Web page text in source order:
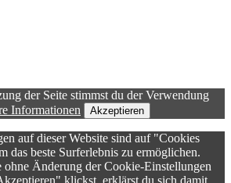
der Seite stimmst du der Verwendung
Informationen Akzeptieren
auf dieser Website sind auf "Cookies
das beste Surferlebnis zu ermöglichen.
ohne Änderung der Cookie-Einstellungen
klickst, erklärst du sich damit